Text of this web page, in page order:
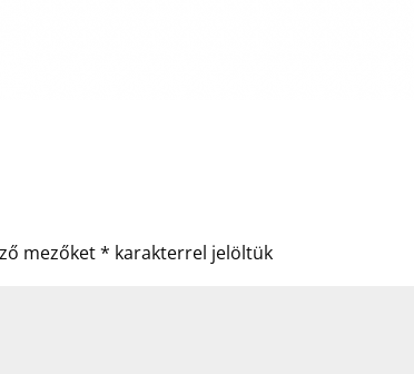
mezőket* karakterrel jelöltük